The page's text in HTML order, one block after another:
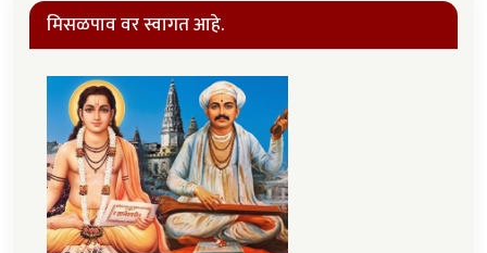
मिसळपाव वर स्वागत आहे.